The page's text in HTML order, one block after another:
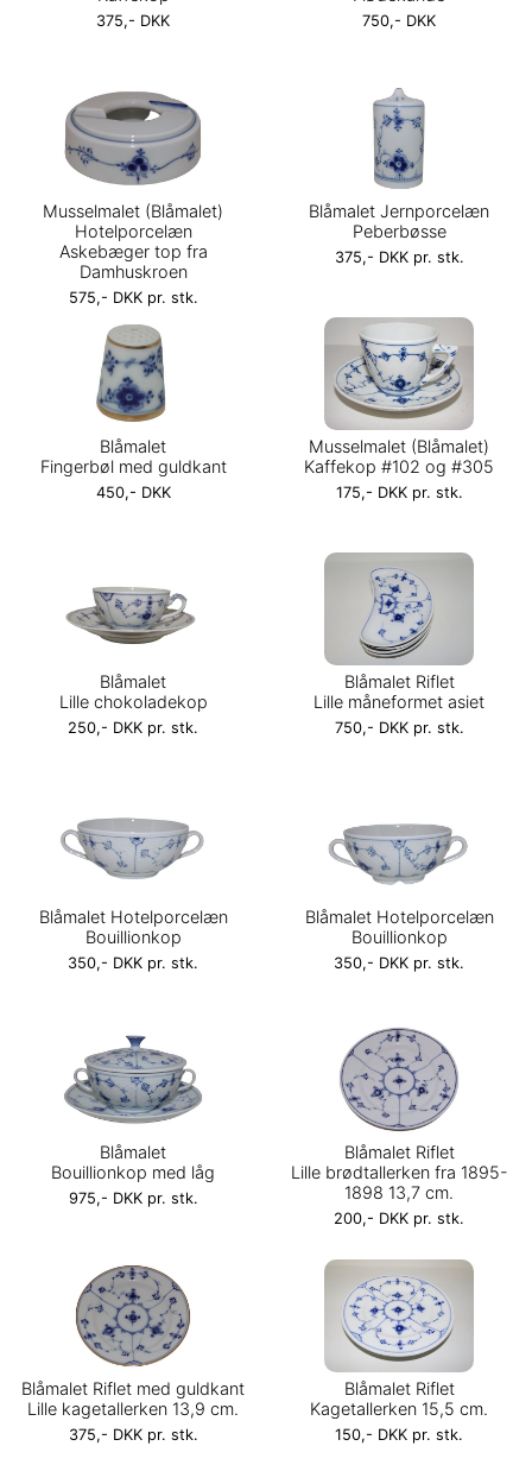
375,- DKK 750,- DKK
Musselmalet (Blåmalet)
Hotelporcelæn
Askebæger top fra
Damhuskroen
575,- DKK pr. stk.
Blåmalet Jernporcelæn
Peberbøsse
375,- DKK pr. stk.
Blåmalet
Fingerbøl med guldkant
450,- DKK
Musselmalet (Blåmalet)
Kaffekop #102 og #305
175,- DKK pr. stk.
Blåmalet
Lille chokoladekop
250,- DKK pr. stk.
Blåmalet Riflet
Lille måneformet asiet
750,- DKK pr. stk.
Blåmalet Hotelporcelæn
Bouillionkop
350,- DKK pr. stk.
Blåmalet Hotelporcelæn
Bouillionkop
350,- DKK pr. stk.
Blåmalet
Bouillionkop med låg
975,- DKK pr. stk.
Blåmalet Riflet
Lille brødtallerken fra 1895-
1898 13,7 cm.
200,- DKK pr. stk.
Blåmalet Riflet med guldkant
Lille kagetallerken 13,9 cm.
375,- DKK pr. stk.
Blåmalet Riflet
Kagetallerken 15,5 cm.
150,- DKK pr. stk.